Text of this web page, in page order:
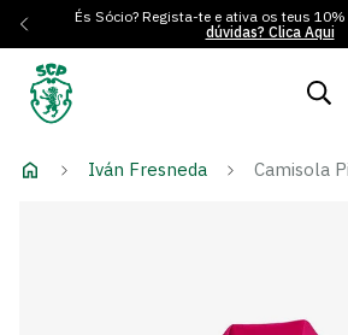
És Sócio? Regista-te e ativa os teus
dúvidas? Clica Aqui
Iván Fresneda Camisola